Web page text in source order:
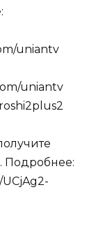
uniantv
uniantv
Подробнее: